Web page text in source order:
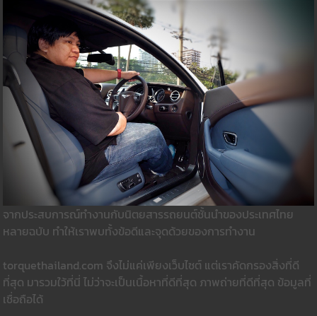
จากประสบการณ์ทำงานกับนิตยสารรถยนต์ชั้นนำของประเทศไทย
หลายฉบับ ทำให้เราพบทั้งข้อดีและจุดด้วยของการทำงาน
torquethailand.com จึงไม่แค่เพียงเว็บไซต์ แต่เราคัดกรองสิ่งที่ดี
ที่สุด มารวมใว้ที่นี่ ไม่ว่าจะเป็นเนื้อหาที่ดีที่สุด ภาพถ่ายที่ดีที่สุด ข้อมูลที่
เชื่อถือได้